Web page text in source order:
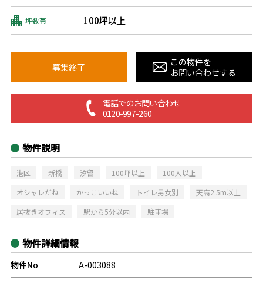
坪数帯 100坪以上
募集終了
この物件を
お問い合わせする
電話でのお問い合わせ
0120-997-260
物件説明
港区 新橋 汐留 100坪以上
100人以上
オシャレだね
かっこいいね トイレ男女別
天高2.5m以上
居抜きオフィス
駅から5分以内 駐車場
物件詳細情報
物件No A-003088